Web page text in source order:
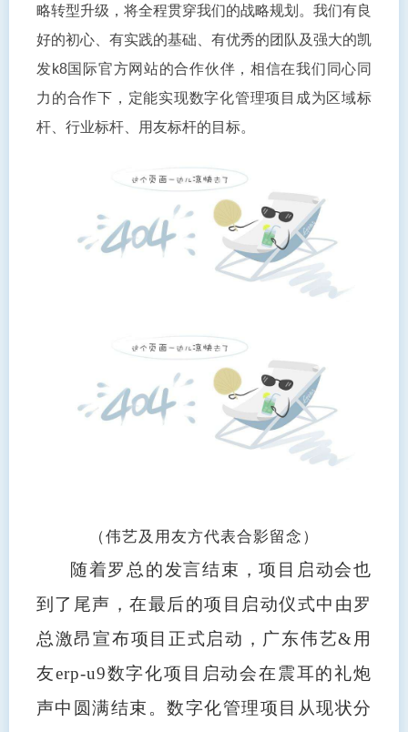
略转型升级，将全程贯穿我们的战略规划。 我们有良
好的初心、有实践的基础、有优秀的团队及强大的凯
发k8国际官方网站的合作伙伴，相信在我们同心同
力的合作下，定能实现数字化管理项目成为区域标
杆、行业标杆、用友标杆的目标。
（伟艺及用友方代表合影留念）
随着罗总的发言结束，项目启动会也
到了尾声，在最后的项目启动仪式中由罗
总激昂宣布项目正式启动，广东伟艺&用
友erp-u9数字化项目启动会在震耳的礼炮
声中圆满结束。数字化管理项目从现状分